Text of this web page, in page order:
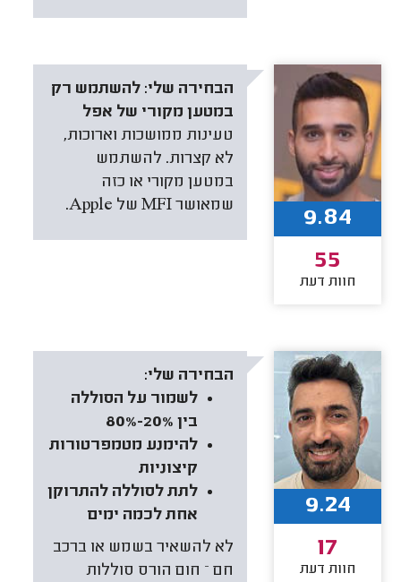
הבחירה שלי: להשתמש רק
במטען מקורי של אפל
טעינות ממושכות וארוכות,
לא קצרות. להשתמש
במטען מקורי או כזה
שמאושר MFI של Apple.
9.84
55
חוות דעת
הבחירה שלי:
לשמור על הסוללה
בין 20%-80%
להימנע מטמפרטורות
קיצוניות
לתת לסוללה להתרוקן
אחת לכמה ימים
לא להשאיר בשמש או ברכב
חם – חום הורס סוללות
9.24
17
חוות דעת